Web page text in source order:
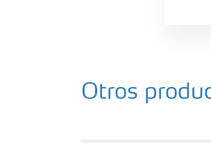
Otros